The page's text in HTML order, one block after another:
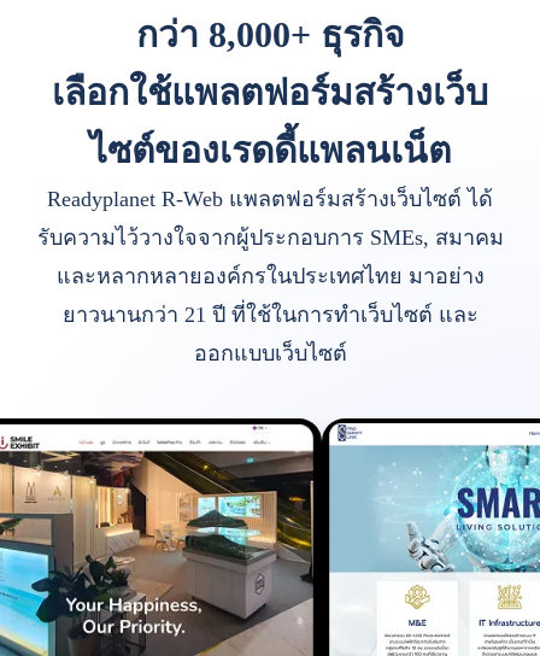
กว่า 8,000+ ธุรกิจ
เลือกใช้แพลตฟอร์มสร้างเว็บ
ไซต์ของเรดดี้แพลนเน็ต
Readyplanet R-Web แพลตฟอร์มสร้างเว็บไซต์ ได้
รับความไว้วางใจจากผู้ประกอบการ SMEs, สมาคม
และหลากหลายองค์กรในประเทศไทย มาอย่าง
ยาวนานกว่า 21 ปี ที่ใช้ในการทำเว็บไซต์ และ
ออกแบบเว็บไซต์